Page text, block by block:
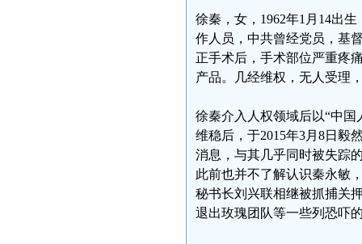
徐秦，女，1962年1月14出
作人员，中共曾经党员，基
正手术后，手术部位严重疼
产品。几经维权，无人受理
徐秦介入人权领域后以“中国
维稳后，于2015年3月8日毅
消息，与其几乎同时被失踪
此前也并不了解认识秦永敏
秘书长刘兴联相继被抓捕关
退出玫瑰团队等一些列恐吓